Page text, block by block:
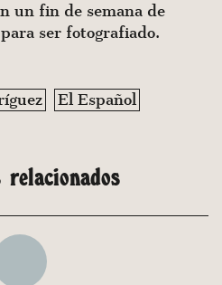
un fin de semana de
ser fotografiado.
El Español